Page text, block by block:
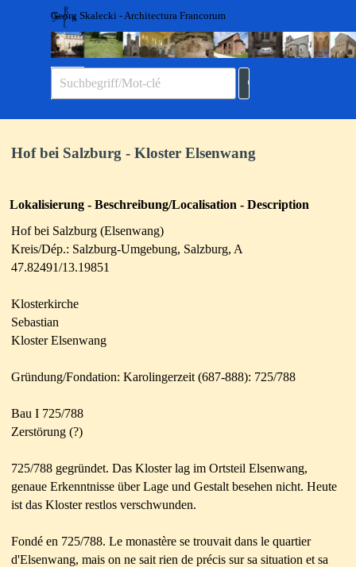
Direkt zum Seiteninhalt
Georg Skalecki - Architectura Francorum
Hof bei Salzburg - Kloster Elsenwang
Lokalisierung - Beschreibung/Localisation - Description
Hof bei Salzburg (Elsenwang)
Kreis/Dép.: Salzburg-Umgebung, Salzburg, A
47.82491/13.19851
Klosterkirche
Sebastian
Kloster Elsenwang
Gründung/Fondation: Karolingerzeit (687-888): 725/788
Bau I 725/788
Zerstörung (?)
725/788 gegründet. Das Kloster lag im Ortsteil Elsenwang,
genaue Erkenntnisse über Lage und Gestalt besehen nicht. Heute
ist das Kloster restlos verschwunden.
Fondé en 725/788. Le monastère se trouvait dans le quartier
d'Elsenwang, mais on ne sait rien de précis sur sa situation et sa